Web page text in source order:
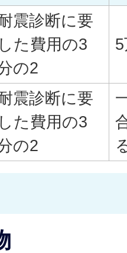
震診断に要
した費用の3
の2
震診断に要
した費用の3
の2